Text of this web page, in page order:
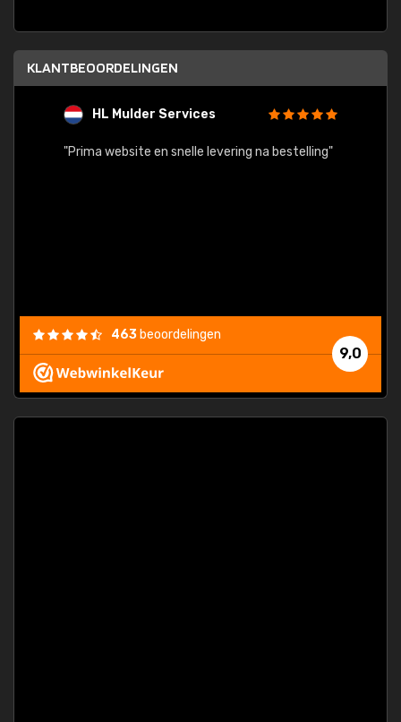
KLANTBEOORDELINGEN
HL Mulder Services
"Prima website en snelle levering na bestelling"
9,0
463 beoordelingen